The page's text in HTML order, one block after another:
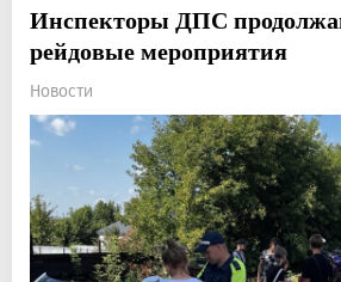
Инспекторы ДПС
рейдовые мероприятия
Новости